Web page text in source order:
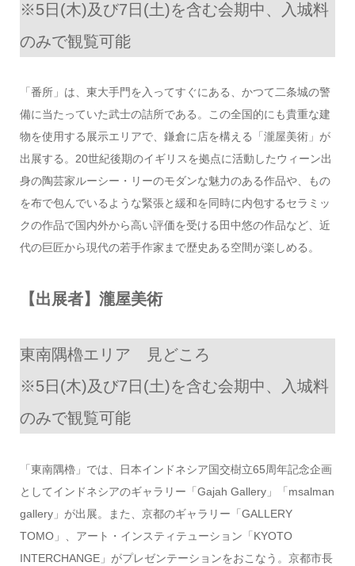
※5日(木)及び7日(土)を含む会期中、入城料
のみで観覧可能
「番所」は、東大手門を入ってすぐにある、かつて二条城の警
備に当たっていた武士の詰所である。この全国的にも貴重な建
物を使用する展示エリアで、鎌倉に店を構える「瀧屋美術」が
出展する。20世紀後期のイギリスを拠点に活動したウィーン出
身の陶芸家ルーシー・リーのモダンな魅力のある作品や、もの
を布で包んでいるような緊張と緩和を同時に内包するセラミッ
クの作品で国内外から高い評価を受ける田中悠の作品など、近
代の巨匠から現代の若手作家まで歴史ある空間が楽しめる。
【出展者】瀧屋美術
東南隅櫓エリア 見どころ
※5日(木)及び7日(土)を含む会期中、入城料
のみで観覧可能
「東南隅櫓」では、日本インドネシア国交樹立65周年記念企画
としてインドネシアのギャラリー「Gajah Gallery」「msalman
gallery」が出展。また、京都のギャラリー「GALLERY
TOMO」、アート・インスティテューション「KYOTO
INTERCHANGE」がプレゼンテーションをおこなう。京都市長